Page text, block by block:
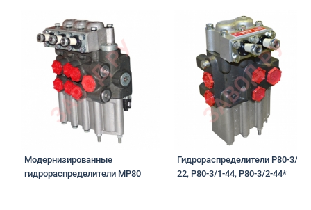
Модернизированные
гидрораспределители МР80
Гидрораспределители P80-3/1-
22, P80-3/1-44, Р80-3/2-44*